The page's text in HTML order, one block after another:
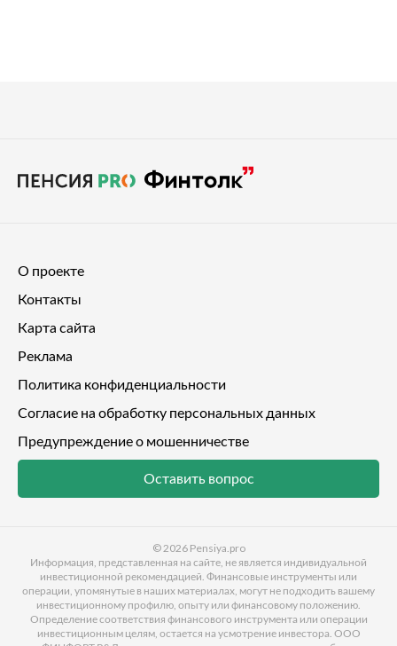
О проекте
Контакты
Карта сайта
Реклама
Политика конфиденциальности
Согласие на обработку персональных данных
Предупреждение о мошенничестве
Оставить вопрос
© 2026 Pensiya.pro
Информация, представленная на сайте, не является индивидуальной
инвестиционной рекомендацией. Финансовые инструменты или
операции, упомянутые в наших материалах, могут не подходить вашему
инвестиционному профилю, опыту или финансовому положению.
Определение соответствия финансового инструмента или операции
инвестиционным целям, остается на усмотрение инвестора. ООО